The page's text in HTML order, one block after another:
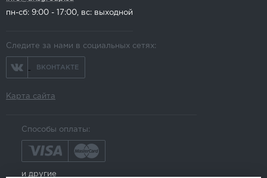
пн-сб: 9:00 - 17:00, вс: выходной
Следите за нами в социальных сетях:
ВКОНТАКТЕ
Карта сайта
Способы оплаты:
и другие